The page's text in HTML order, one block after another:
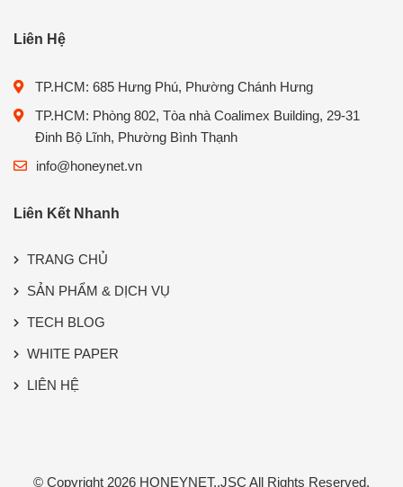
Liên Hệ
TP.HCM: 685 Hưng Phú, Phường Chánh Hưng
TP.HCM: Phòng 802, Tòa nhà Coalimex Building, 29-31
Đinh Bộ Lĩnh, Phường Bình Thạnh
info@honeynet.vn
Liên Kết Nhanh
TRANG CHỦ
SẢN PHẨM & DỊCH VỤ
TECH BLOG
WHITE PAPER
LIÊN HỆ
© Copyright 2026 HONEYNET.,JSC All Rights Reserved.